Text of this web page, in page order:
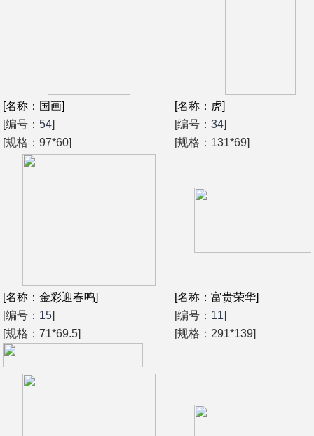
[名称：国画]
[编号：54]
[规格：97*60]
[名称：虎]
[编号：34]
[规格：131*69]
[名称：金彩迎春鸣]
[编号： 15]
[规格：71*69.5]
[名称：富贵荣华]
[编号： 11]
[规格：291*139]